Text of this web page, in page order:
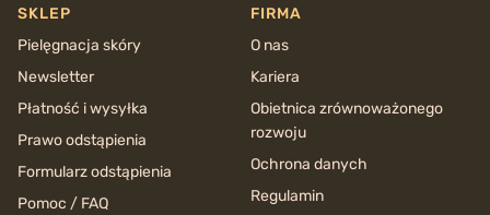
SKLEP
Pielęgnacja skóry
Newsletter
Płatność i wysyłka
Prawo odstąpienia
Formularz odstąpienia
Pomoc / FAQ
FIRMA
O nas
Kariera
Obietnica zrównoważonego
rozwoju
Ochrona danych
Regulamin